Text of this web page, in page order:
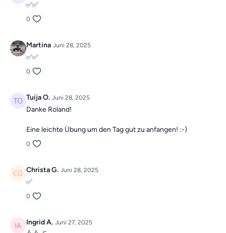
✅✅
0
Martina Juni 28, 2025
✅✅
0
Tuija O. Juni 28, 2025
Danke Roland!
Eine leichte Übung um den Tag gut zu anfangen! :-)
0
Christa G. Juni 28, 2025
✅
0
Ingrid A. Juni 27, 2025